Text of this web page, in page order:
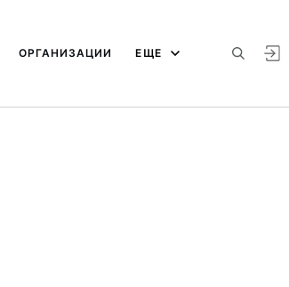
ОРГАНИЗАЦИИ ЕЩЕ